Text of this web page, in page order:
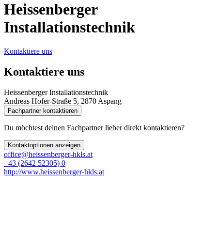
Heissenberger
Installationstechnik
Kontaktiere uns
Kontaktiere uns
Heissenberger Installationstechnik
Andreas Hofer-Straße 5, 2870 Aspang
Fachpartner kontaktieren
Du möchtest deinen Fachpartner lieber direkt kontaktieren?
Kontaktoptionen anzeigen
office@heissenberger-hkls.at
+43 (2642 52305) 0
http://www.heissenberger-hkls.at